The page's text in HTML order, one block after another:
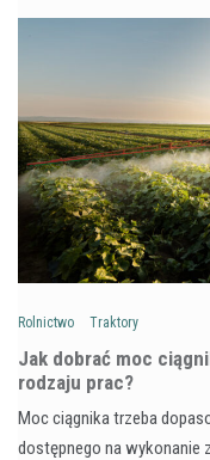
Rolnictwo Traktory
Jak dobrać moc
rodzaju prac?
Moc ciągnika trzeba
dostępnego na wykonanie